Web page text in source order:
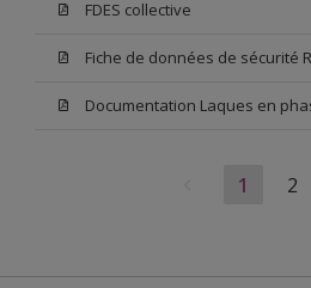
FDES collective
1 2